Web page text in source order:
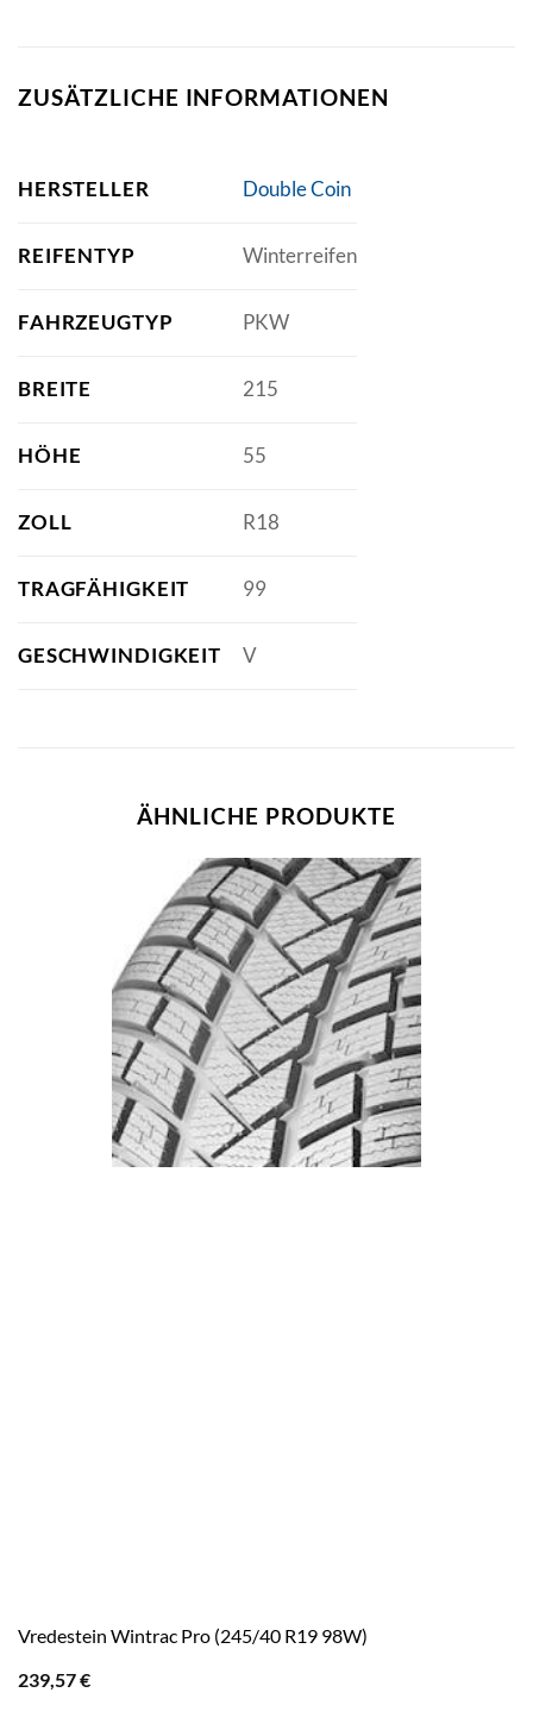
ZUSÄTZLICHE INFORMATIONEN
HERSTELLER Double Coin
REIFENTYP Winterreifen
FAHRZEUGTYP PKW
BREITE 215
HÖHE 55
ZOLL R18
TRAGFÄHIGKEIT 99
GESCHWINDIGKEIT V
ÄHNLICHE PRODUKTE
Vredestein Wintrac Pro (245/40 R19 98W)
239,57€